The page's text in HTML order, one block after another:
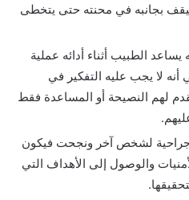
بجانبه في محنته حتى يتخطى
الطبيب أثناء أدائه عملية
لا يجب عليه التفكير في
لهم النصيحة أو المساعدة فقط
جراحية لشخص آخر ونجحت فيكون
والوصول إلى الأهداف التي